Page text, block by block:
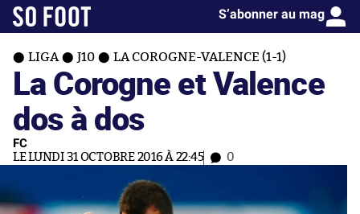
S’abonner au mag
LIGA J10 LA COROGNE-VALENCE (1-1)
La Corogne et Valence
dos à dos
FC
LE LUNDI 31 OCTOBRE 2016 À 22:45 0